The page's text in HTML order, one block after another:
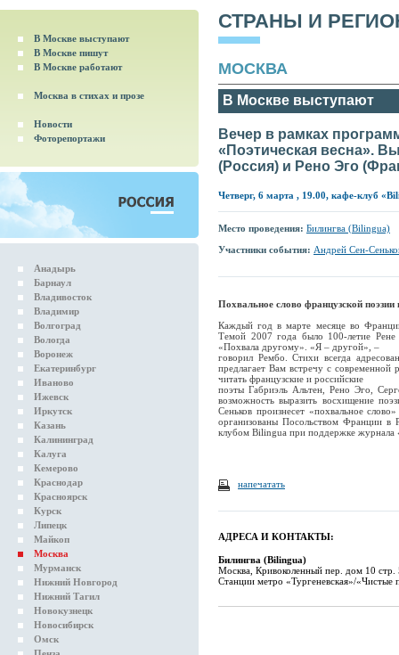
В Москве выступают
В Москве пишут
В Москве работают
Москва в стихах и прозе
Новости
Фоторепортажи
Анадырь
Барнаул
Владивосток
Владимир
Волгоград
Вологда
Воронеж
Екатеринбург
Иваново
Ижевск
Иркутск
Казань
Калининград
Калуга
Кемерово
Краснодар
Красноярск
Курск
Липецк
Майкоп
Москва
Мурманск
Нижний Новгород
Нижний Тагил
Новокузнецк
Новосибирск
Омск
СТРАНЫ И
МОСКВА
В Москве выступают
Вечер в рамках
«Поэтическая весна».
(Россия) и Рено Эго
Четверг, 6 марта , 19.00, кафе-клуб
Место проведения: Билингва (Bilingua)
Участники события: Андрей Сен-
Похвальное слово французской
Каждый год в марте месяце во
Темой 2007 года было 100-летие
«Похвала другому». «Я – другой», –
говорил Рембо. Стихи всегда
предлагает Вам встречу с современной
читать французские и российские
поэты Габриэль Альтен, Рено Эго,
возможность выразить восхищение
Сеньков произнесет «похвальное
организованы Посольством Франции в
клубом Bilingua при поддержке журнала
напечатать
АДРЕСА И КОНТАКТЫ:
Билингва (Bilingua)
Москва, Кривоколенный пер. дом 10 стр.
Станции метро «Тургеневская»/«Чистые